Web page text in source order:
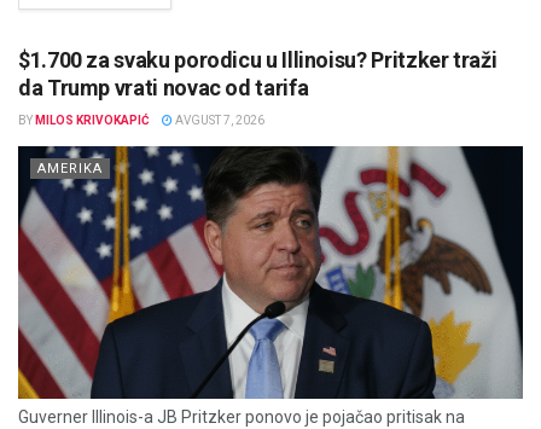
$1.700 za svaku porodicu u Illinoisu? Pritzker traži
da Trump vrati novac od tarifa
BY MILOS KRIVOKAPIĆ AVGUST 7, 2026
AMERIKA
Guverner Illinois-a JB Pritzker ponovo je pojačao pritisak na